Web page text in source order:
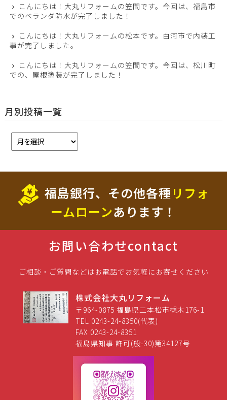
こんにちは！大丸リフォームの笠間です。今回は、福島市
でのベランダ防水が完了しました！
こんにちは！大丸リフォームの松本です。白河市で内装工
事が完了しました。
こんにちは！大丸リフォームの笠間です。今回は、松川町
での、屋根塗装が完了しました！
月別投稿一覧
福島銀行、その他各種 リフォ
ームローンあります！
お問い合わせcontact
ご相談・ご質問などはお電話でお気軽にお寄せください
株式会社大丸リフォーム
〒964-0875 福島県二本松市槻木176-1
TEL 0243-24-8350(代表)
FAX 0243-24-8351
福島県知事 許可(般-30)第34127号